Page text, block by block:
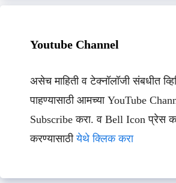
Youtube Channel
असेच माहिती व टेक्नॉलॉजी संबधीत
पाहण्यासाठी आमच्या YouTube
Subscribe करा. व Bell Icon प्रेस
करण्यासाठीयेथे क्लिक करा